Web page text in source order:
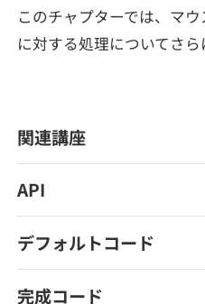
イベント・セミナー
リファレンス
プラン
再チャレンジ結果一覧
paiza times
このチャプターでは、マ
に対する処理についてさら
関連講座
API
デフォルトコード
完成コード